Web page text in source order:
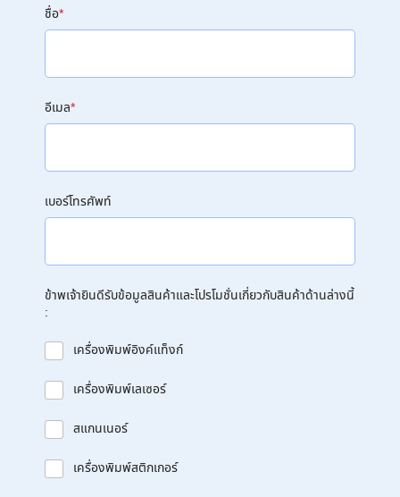
ชื่อ*
อีเมล*
เบอร์โทรศัพท์
ข้าพเจ้ายินดีรับข้อมูลสินค้าและโปรโมชั่นเกี่ยวกับสินค้าด้านล่างนี้
:
เครื่องพิมพ์อิงค์แท็งก์
เครื่องพิมพ์เลเซอร์
สแกนเนอร์
เครื่องพิมพ์สติกเกอร์